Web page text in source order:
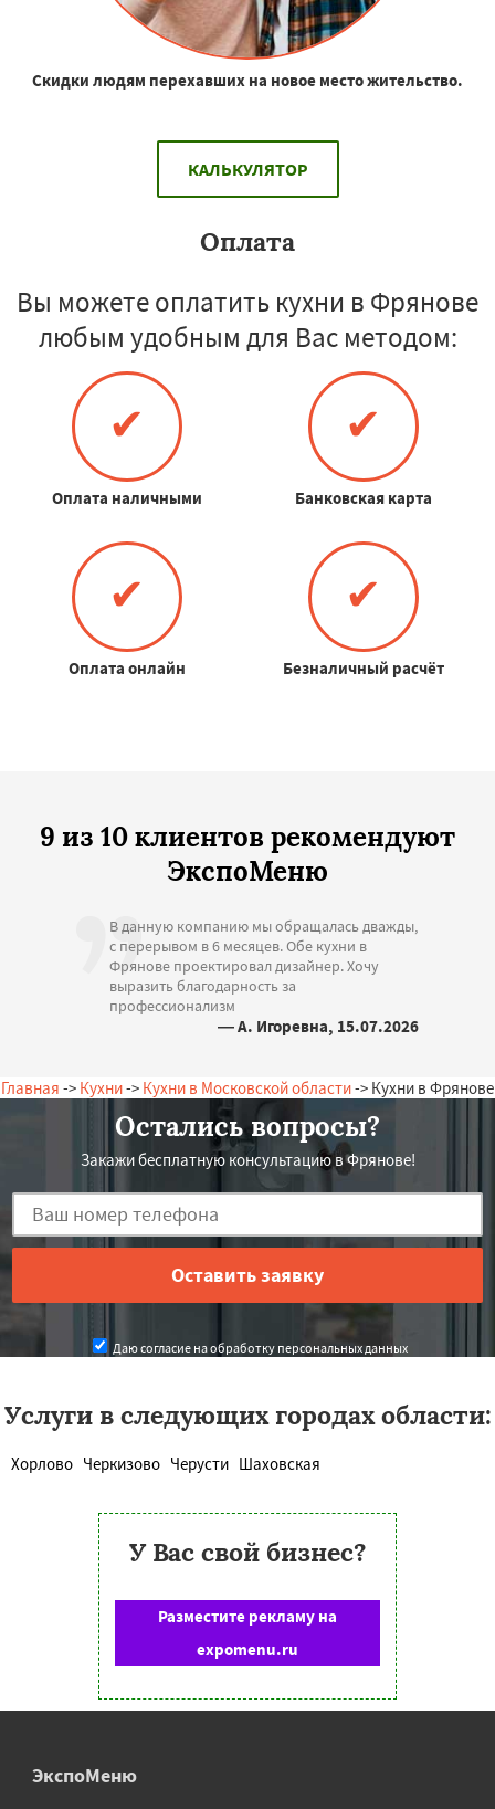
Скидки людям перехавших на новое место жительство.
КАЛЬКУЛЯТОР
Оплата
Вы можете оплатить кухни в Фрянове
любым удобным для Вас методом:
✔
Оплата наличными
✔
Банковская карта
✔
Оплата онлайн
✔
Безналичный расчёт
9 из 10 клиентов рекомендуют
ЭкспоМеню
В данную компанию мы обращалась дважды,
с перерывом в 6 месяцев. Обе кухни в
Фрянове проектировал дизайнер. Хочу
выразить благодарность за
профессионализм
— А. Игоревна, 15.07.2026
Главная -> Кухни-> Кухни в Московской области-> Кухни в Фрянове
Остались вопросы?
Закажи бесплатную консультацию в Фрянове!
Даю согласие на обработку персональных данных
Услуги в следующих городах области:
Хорлово Черкизово Черусти Шаховская
У Вас свой бизнес?
Разместите рекламу на
expomenu.ru
ЭкспоМеню